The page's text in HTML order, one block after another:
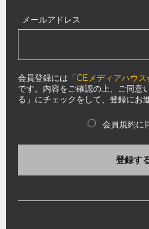
メールアドレス
会員登録には「CEメディアハウス
です。内容をご確認の上、ご同意
る」にチェックをして、登録にお
会員規約に
登録す